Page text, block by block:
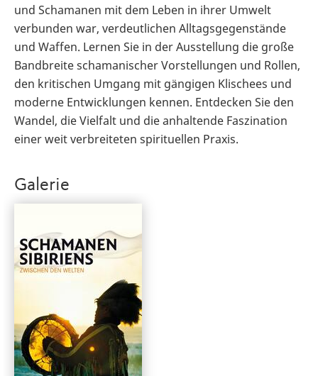
und Schamanen mit dem Leben in ihrer Umwelt
verbunden war, verdeutlichen Alltagsgegenstände
und Waffen. Lernen Sie in der Ausstellung die große
Bandbreite schamanischer Vorstellungen und Rollen,
den kritischen Umgang mit gängigen Klischees und
moderne Entwicklungen kennen. Entdecken Sie den
Wandel, die Vielfalt und die anhaltende Faszination
einer weit verbreiteten spirituellen Praxis.
Galerie